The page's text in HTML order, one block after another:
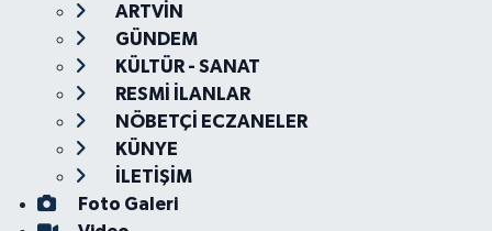
ARTVİN
GÜNDEM
KÜLTÜR - SANAT
RESMİ İLANLAR
NÖBETÇİ ECZANELER
KÜNYE
İLETİŞİM
Foto Galeri